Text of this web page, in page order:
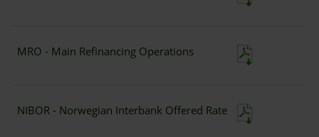
MRO - Main Refinancing Operations
NIBOR - Norwegian Interbank Offered Rate